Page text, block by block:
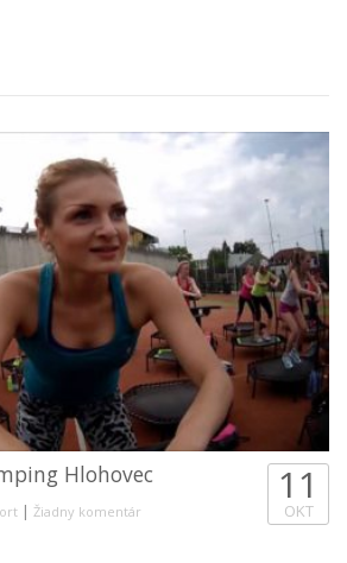
Hlohovec
| Žiadny komentár
11
OKT